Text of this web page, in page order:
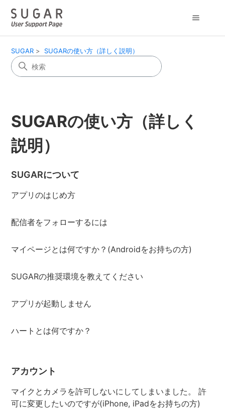
SUGAR SUGARの使い方（詳しく説明）
SUGARの使い方（詳しく
説明）
SUGARについて
アプリのはじめ方
配信者をフォローするには
マイページとは何ですか？(Androidをお持ちの方)
SUGARの推奨環境を教えてください
アプリが起動しません
ハートとは何ですか？
アカウント
マイクとカメラを許可しないにしてしまいました。 許
可に変更したいのですが(iPhone, iPadをお持ちの方)